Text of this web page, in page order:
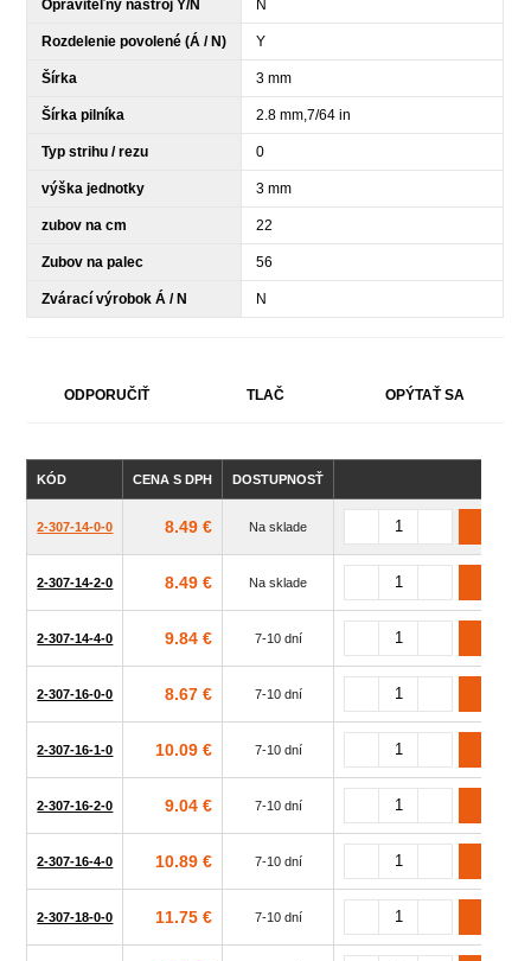
Opraviteľný nástroj Y/N N
Rozdelenie povolené (Á / N) Y
Šírka 3 mm
Šírka pilníka 2.8 mm,7/64 in
Typ strihu / rezu 0
výška jednotky 3 mm
zubov na cm 22
Zubov na palec 56
Zvárací výrobok Á / N N
ODPORUČIŤ TLAČ OPÝTAŤ SA
KÓD CENA S DPH DOSTUPNOSŤ
2-307-14-0-0 8.49 € Na sklade
2-307-14-2-0 8.49 € Na sklade
2-307-14-4-0 9.84 € 7-10 dní
2-307-16-0-0 8.67 € 7-10 dní
2-307-16-1-0 10.09 € 7-10 dní
2-307-16-2-0 9.04 € 7-10 dní
2-307-16-4-0 10.89 € 7-10 dní
2-307-18-0-0 11.75 € 7-10 dní